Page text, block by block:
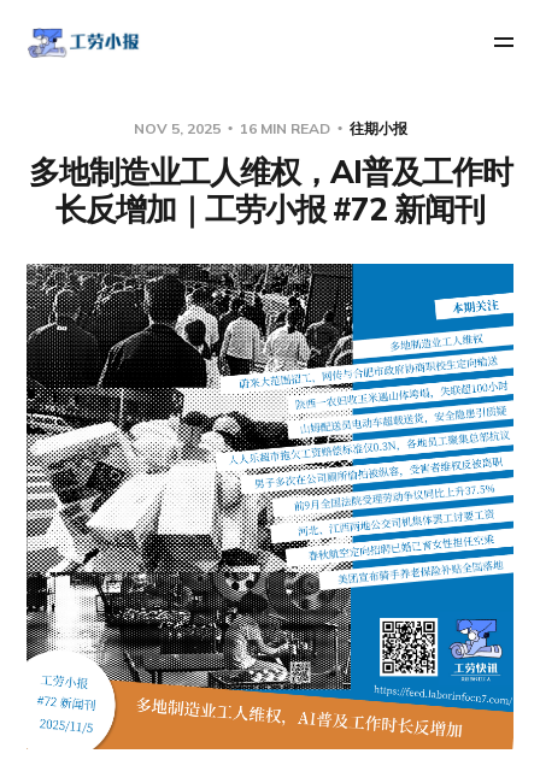
NOV 5, 2025 16 MIN READ 往期小报
多地制造业工人维权，AI普及工作时
长反增加｜工劳小报 #72 新闻刊